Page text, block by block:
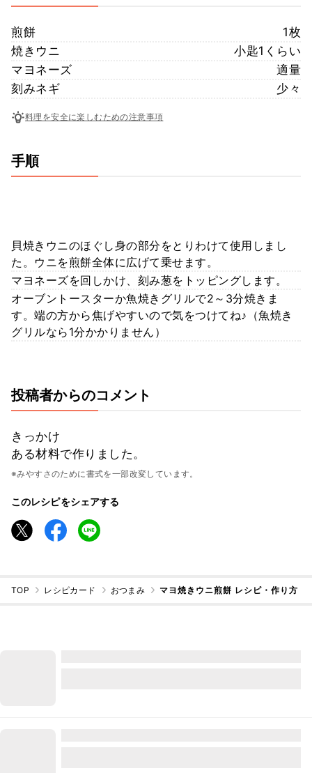
煎餅
1枚
焼きウニ
小匙1くらい
マヨネーズ
適量
刻みネギ
少々
料理を安全に楽しむための注意事項
手順
貝焼きウニのほぐし身の部分をとりわけて使用しまし
た。ウニを煎餅全体に広げて乗せます。
マヨネーズを回しかけ、刻み葱をトッピングします。
オーブントースターか魚焼きグリルで2～3分焼きま
す。端の方から焦げやすいので気をつけてね♪（魚焼き
グリルなら1分かかりません）
投稿者からのコメント
きっかけ
ある材料で作りました。
※みやすさのために書式を一部改変しています。
このレシピをシェアする
TOP レシピカード おつまみ マヨ焼きウニ煎餅 レシピ・作り方